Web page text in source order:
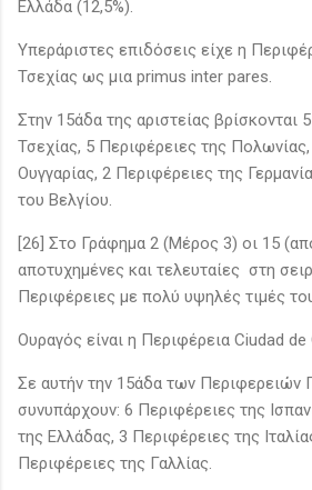
Ελλάδα (12,5%).
Υπεράριστες επιδόσεις είχε η
Τσεχίας ως μια primus inter pares.
Στην 15άδα της αριστείας βρίσκονται
Τσεχίας, 5 Περιφέρειες της
Ουγγαρίας, 2 Περιφέρειες της
του Βελγίου.
[26] Στο Γράφημα 2 (Μέρος 3) οι 15
αποτυχημένες και τελευταίες στη
Περιφέρειες με πολύ υψηλές τιμές
Ουραγός είναι η Περιφέρεια Ciudad de
Σε αυτήν την 15άδα των Περιφερειών
συνυπάρχουν: 6 Περιφέρειες της
της Ελλάδας, 3 Περιφέρειες της
Περιφέρειες της Γαλλίας.